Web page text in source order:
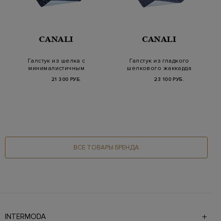
CANALI
Галстук из шелка с
минималистичным
21 300 РУБ.
CANALI
Галстук из гладкого
шелкового жаккарда
23 100 РУБ.
ВСЕ ТОВАРЫ БРЕНДА
INTERMODA